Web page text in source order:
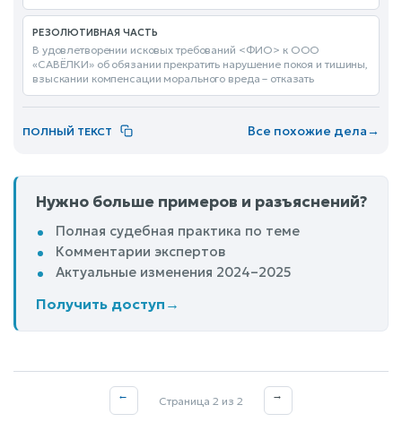
РЕЗОЛЮТИВНАЯ ЧАСТЬ
В удовлетворении исковых требований <ФИО> к ООО
«САВЁЛКИ» об обязании прекратить нарушение покоя и тишины,
взыскании компенсации морального вреда – отказать
ПОЛНЫЙ ТЕКСТ Все похожие дела→
Нужно больше примеров и разъяснений?
Полная судебная практика по теме
Комментарии экспертов
Актуальные изменения 2024–2025
Получить доступ →
← Страница 2 из 2 →